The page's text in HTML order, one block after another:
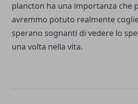
plancton ha una importanza che
avremmo potuto realmente
sperano sognanti di vedere lo
una volta nella vita.